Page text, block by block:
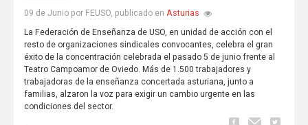
09 de Junio por FEUSO, publicado en Asturias
La Federación de Enseñanza de USO, en unidad de acción con el
resto de organizaciones sindicales convocantes, celebra el gran
éxito de la concentración celebrada el pasado 5 de junio frente al
Teatro Campoamor de Oviedo. Más de 1.500 trabajadores y
trabajadoras de la enseñanza concertada asturiana, junto a
familias, alzaron la voz para exigir un cambio urgente en las
condiciones del sector.